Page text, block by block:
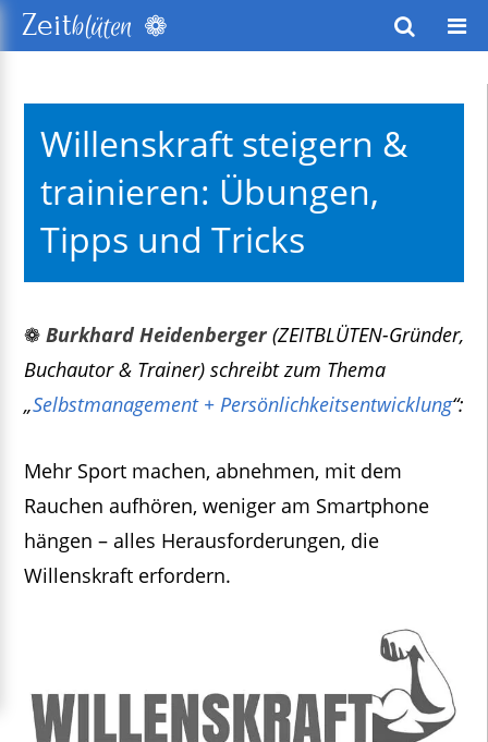
Zeitblüten ❁
Willenskraft steigern &
trainieren: Übungen,
Tipps und Tricks
❁ Burkhard Heidenberger(ZEITBLÜTEN-Gründer,
Buchautor & Trainer) schreibt zum Thema
„Selbstmanagement + Persönlichkeitsentwicklung“:
Mehr Sport machen, abnehmen, mit dem
Rauchen aufhören, weniger am Smartphone
hängen – alles Herausforderungen, die
Willenskraft erfordern.